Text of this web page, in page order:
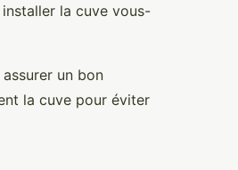
la cuve vous-
un bon
la cuve pour éviter